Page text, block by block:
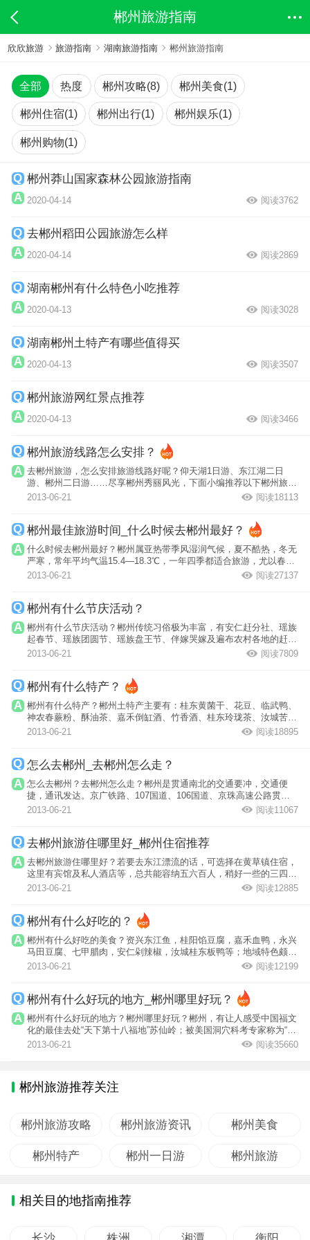
郴州旅游指南
欣欣旅游 旅游指南 湖南旅游指南 郴州旅游指南
全部 热度 郴州攻略(8) 郴州美食(1)
郴州住宿(1) 郴州出行(1) 郴州娱乐(1)
郴州购物(1)
郴州莽山国家森林公园旅游指南
2020-04-14 阅读3762
去郴州稻田公园旅游怎么样
2020-04-14 阅读2869
湖南郴州有什么特色小吃推荐
2020-04-13 阅读3028
湖南郴州土特产有哪些值得买
2020-04-13 阅读3507
郴州旅游网红景点推荐
2020-04-13 阅读3466
郴州旅游线路怎么安排？
去郴州旅游，怎么安排旅游线路好呢？仰天湖1日游、东江湖二日
游、郴州二日游……尽享郴州秀丽风光，下面小编推荐以下郴州旅游
线路供大家出...
2013-06-21 阅读18113
郴州最佳旅游时间_什么时候去郴州最好？
什么时候去郴州最好？郴州属亚热带季风湿润气候，夏不酷热，冬无
严寒，常年平均气温15.4—18.3℃，一年四季都适合旅游，尤以春秋
两季为佳。
2013-06-21 阅读27137
郴州有什么节庆活动？
郴州有什么节庆活动？郴州传统习俗极为丰富，有安仁赶分社、瑶族
起春节、瑶族团圆节、瑶族盘王节、伴嫁哭嫁及遍布农村各地的赶圩
场等。
2013-06-21 阅读7809
郴州有什么特产？
郴州有什么特产？郴州土特产主要有：桂东黄菌干、花豆、临武鸭、
神农春蕨粉、酥油茶、嘉禾倒缸酒、竹香酒、桂东玲珑茶、汝城苦丁
茶、资兴狗...
2013-06-21 阅读18895
怎么去郴州_去郴州怎么走？
怎么去郴州？去郴州怎么走？郴州是贯通南北的交通要冲，交通便
捷，通讯发达。京广铁路、107国道、106国道、京珠高速公路贯穿
全境。交通基础...
2013-06-21 阅读11067
去郴州旅游住哪里好_郴州住宿推荐
去郴州旅游住哪里好？若要去东江漂流的话，可选择在黄草镇住宿，
这里有宾馆及私人酒店等，总共能容纳五六百人，稍好一些的三四十
元／床位，...
2013-06-21 阅读12885
郴州有什么好吃的？
郴州有什么好吃的美食？资兴东江鱼，桂阳馅豆腐，嘉禾血鸭，永兴
马田豆腐、七甲腊肉，安仁剁辣椒，汝城桂东板鸭等；地域特色颇
浓，遍布全市...
2013-06-21 阅读12199
郴州有什么好玩的地方_郴州哪里好玩？
郴州有什么好玩的地方？郴州哪里好玩？郴州，有让人感受中国福文
化的最佳去处“天下第十八福地”苏仙岭；被美国洞穴科考专家称为“世
界洞穴...
2013-06-21 阅读35660
郴州旅游推荐关注
郴州旅游攻略 郴州旅游资讯 郴州美食
郴州特产 郴州一日游 郴州旅游
相关目的地指南推荐